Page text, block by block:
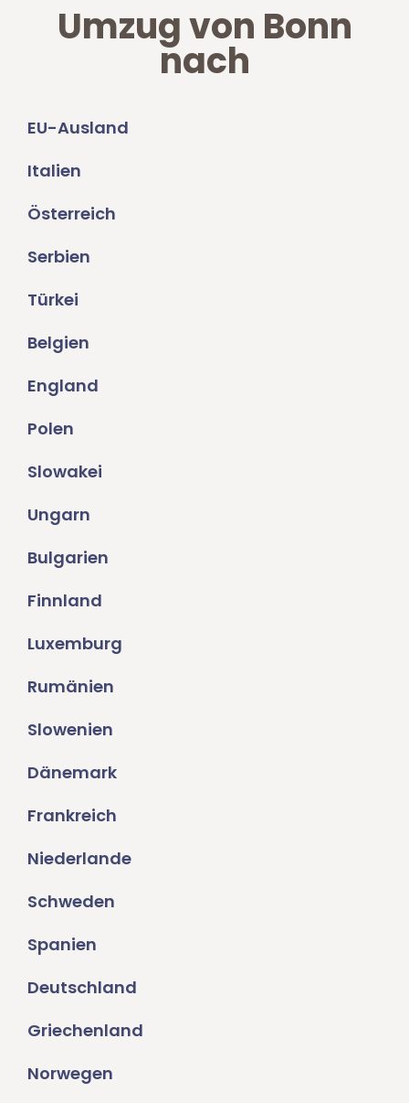
Umzug von Bonn
nach
EU-Ausland
Italien
Österreich
Serbien
Türkei
Belgien
England
Polen
Slowakei
Ungarn
Bulgarien
Finnland
Luxemburg
Rumänien
Slowenien
Dänemark
Frankreich
Niederlande
Schweden
Spanien
Deutschland
Griechenland
Norwegen